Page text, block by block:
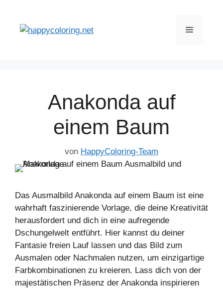
springen
Menü
Anakonda auf
einem Baum
von HappyColoring-Team
Das Ausmalbild Anakonda auf einem Baum ist eine
wahrhaft faszinierende Vorlage, die deine Kreativität
herausfordert und dich in eine aufregende
Dschungelwelt entführt. Hier kannst du deiner
Fantasie freien Lauf lassen und das Bild zum
Ausmalen oder Nachmalen nutzen, um einzigartige
Farbkombinationen zu kreieren. Lass dich von der
majestätischen Präsenz der Anakonda inspirieren